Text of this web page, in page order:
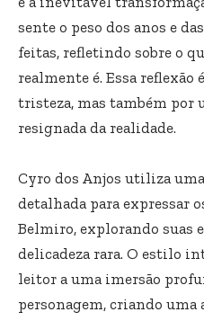
sente o peso dos anos e
feitas, refletindo sobre o
realmente é. Essa
tristeza, mas também por
resignada da realidade.
Cyro dos Anjos utiliza
detalhada para expressar
Belmiro, explorando suas
delicadeza rara. O estilo
leitor a uma imersão
personagem, criando